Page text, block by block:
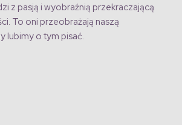
z pasją i wyobraźnią przekraczającą
To oni przeobrażają naszą
lubimy o tym pisać.